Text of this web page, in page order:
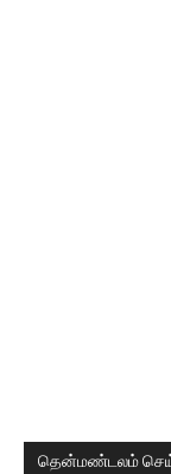
தென்மண்டலம்